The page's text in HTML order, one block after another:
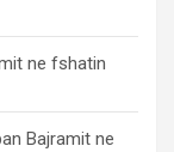
ne fshatin
Bajramit ne